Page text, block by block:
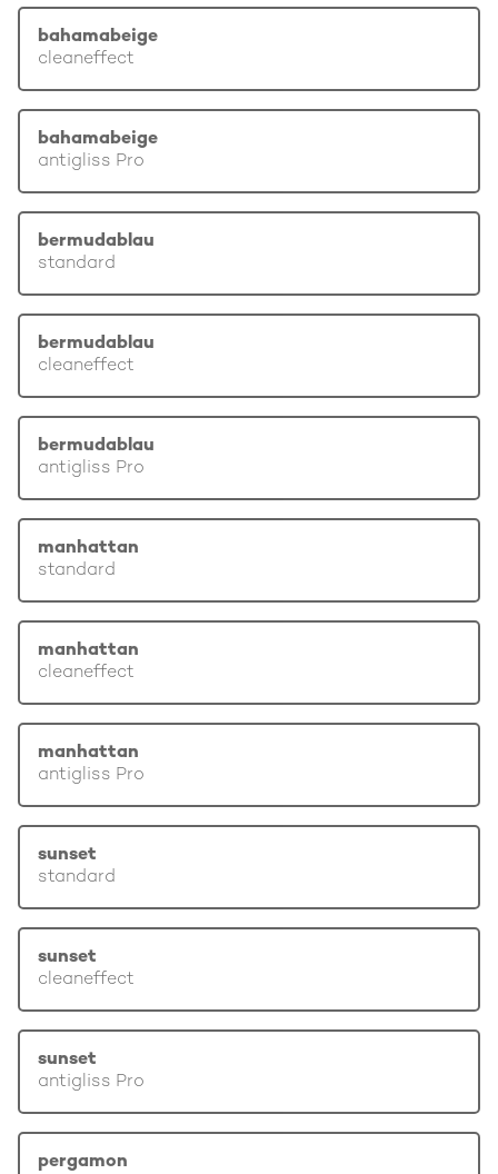
bahamabeige
cleaneffect
bahamabeige
antigliss Pro
bermudablau
standard
bermudablau
cleaneffect
bermudablau
antigliss Pro
manhattan
standard
manhattan
cleaneffect
manhattan
antigliss Pro
sunset
standard
sunset
cleaneffect
sunset
antigliss Pro
pergamon